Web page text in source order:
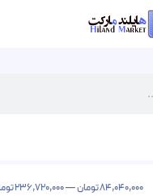
84,040,000تومان—
236,720,000تومان